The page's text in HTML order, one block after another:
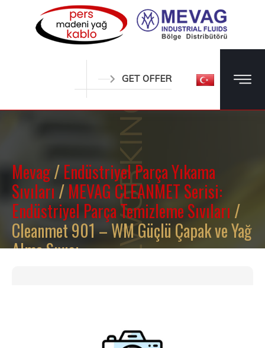
GET OFFER
METALWORKING OILS
Mevag/Endüstriyel Parça Yıkama
Sıvıları /MEVAG CLEANMET Serisi:
Endüstriyel Parça Temizleme Sıvıları /
Cleanmet 901 – WM Güçlü Çapak ve Yağ
Alma Sıvısı